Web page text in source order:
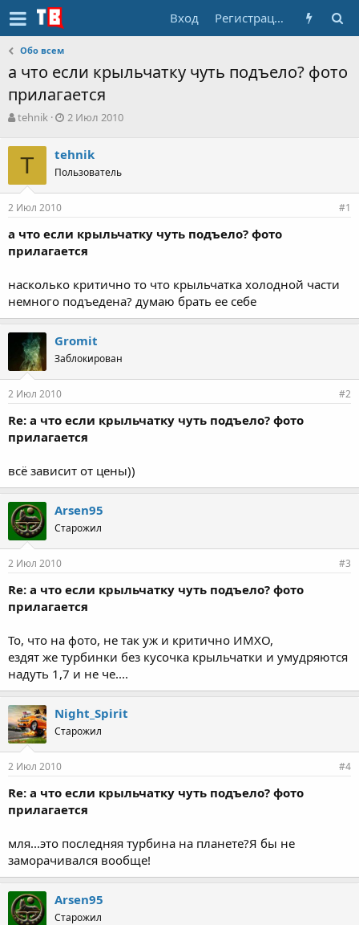
Вход Регистрация
Обо всем
а что если крыльчатку чуть подъело? фото
прилагается
А
т
о
т
е
ы
tehnik
Д
а
н
л
а
2 Июл 2010
T tehnik
Пользователь
2 Июл 2010 #1
а что если крыльчатку чуть подъело? фото
прилагается
насколько критично то что крыльчатка холодной части
немного подъедена? думаю брать ее себе
Gromit
Заблокирован
2 Июл 2010 #2
Re: а что если крыльчатку чуть подъело? фото
прилагается
всё зависит от цены))
Arsen95
Старожил
2 Июл 2010 #3
Re: а что если крыльчатку чуть подъело? фото
прилагается
То, что на фото, не так уж и критично ИМХО,
ездят же турбинки без кусочка крыльчатки и умудряются
надуть 1,7 и не че....
Night_Spirit
Старожил
2 Июл 2010 #4
Re: а что если крыльчатку чуть подъело? фото
прилагается
мля...это последняя турбина на планете?Я бы не
заморачивался вообще!
Arsen95
Старожил